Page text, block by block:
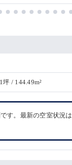
坪 / 144.49m²
す。最新の空室状況は